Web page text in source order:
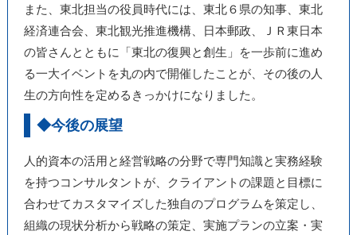
また、東北担当の役員時代には、東北６県の知事、東北
経済連合会、東北観光推進機構、日本郵政、ＪＲ東日本
の皆さんとともに「東北の復興と創生」を一歩前に進め
る一大イベントを丸の内で開催したことが、その後の人
生の方向性を定めるきっかけになりました。
◆今後の展望
人的資本の活用と経営戦略の分野で専門知識と実務経験
を持つコンサルタントが、クライアントの課題と目標に
合わせてカスタマイズした独自のプログラムを策定し、
組織の現状分析から戦略の策定、実施プランの立案・実